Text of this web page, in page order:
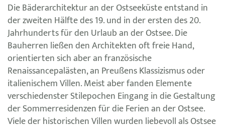
Die Bäderarchitektur an der Ostseeküste entstand in
der zweiten Hälfte des 19. und in der ersten des 20.
Jahrhunderts für den Urlaub an der Ostsee. Die
Bauherren ließen den Architekten oft freie Hand,
orientierten sich aber an französische
Renaissancepalästen, an Preußens Klassizismus oder
italienischem Villen. Meist aber fanden Elemente
verschiedenster Stilepochen Eingang in die Gestaltung
der Sommerresidenzen für die Ferien an der Ostsee.
Viele der historischen Villen wurden liebevoll als Ostsee